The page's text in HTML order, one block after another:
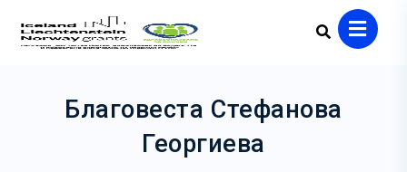
Благовеста Стефанова
Георгиева